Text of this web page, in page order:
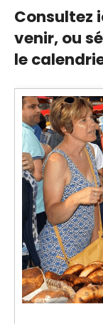
Consultez
venir,ou
le